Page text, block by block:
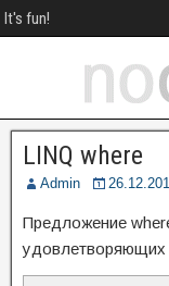
It's fun!
LINQ where
Admin
Предложение
удовлетворяющих